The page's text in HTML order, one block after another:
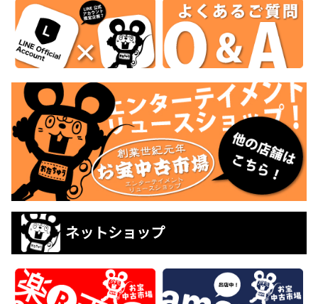
ネットショップ